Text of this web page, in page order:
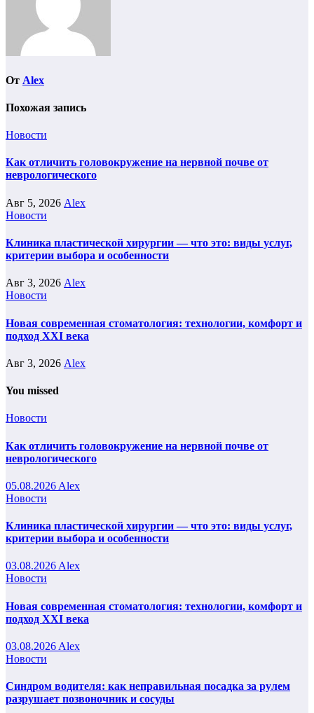
От Alex
Похожая запись
Новости
Как отличить головокружение на нервной почве от
неврологического
Авг 5, 2026 Alex
Новости
Клиника пластической хирургии — что это: виды услуг,
критерии выбора и особенности
Авг 3, 2026 Alex
Новости
Новая современная стоматология: технологии, комфорт и
подход XXI века
Авг 3, 2026 Alex
You missed
Новости
Как отличить головокружение на нервной почве от
неврологического
05.08.2026 Alex
Новости
Клиника пластической хирургии — что это: виды услуг,
критерии выбора и особенности
03.08.2026 Alex
Новости
Новая современная стоматология: технологии, комфорт и
подход XXI века
03.08.2026 Alex
Новости
Синдром водителя: как неправильная посадка за рулем
разрушает позвоночник и сосуды